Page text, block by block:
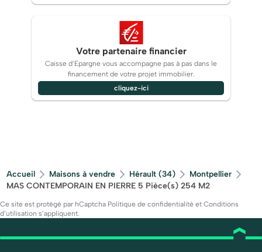
Votre partenaire financier
Caisse d’Epargne vous accompagne pas à pas dans le
financement de votre projet immobilier.
cliquez-ici
Accueil Maisons à vendre Hérault (34)
Montpellier
MAS CONTEMPORAIN EN PIERRE 5 Pièce(s) 254 M2
Ce site est protégé par hCaptcha Politique de confidentialité et Conditions
d’utilisation s’appliquent.